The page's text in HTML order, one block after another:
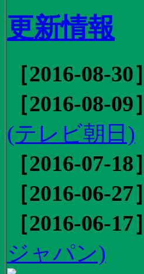
更新情報
［2016-08-30］
［2016-08-09］
(テレビ朝日)
［2016-07-18］
［2016-06-27］
［2016-06-17］
ジャパン)